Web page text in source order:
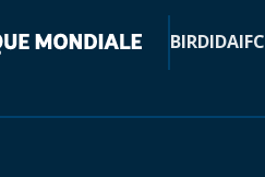
BIRDIDAIFC